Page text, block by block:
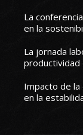
La
en la
La jornada
productividad
Impacto de
en la